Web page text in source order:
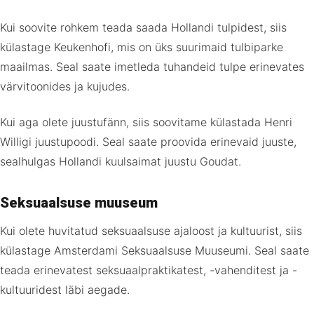
Kui soovite rohkem teada saada Hollandi tulpidest, siis
külastage Keukenhofi, mis on üks suurimaid tulbiparke
maailmas. Seal saate imetleda tuhandeid tulpe erinevates
värvitoonides ja kujudes.
Kui aga olete juustufänn, siis soovitame külastada Henri
Willigi juustupoodi. Seal saate proovida erinevaid juuste,
sealhulgas Hollandi kuulsaimat juustu Goudat.
Seksuaalsuse muuseum
Kui olete huvitatud seksuaalsuse ajaloost ja kultuurist, siis
külastage Amsterdami Seksuaalsuse Muuseumi. Seal saate
teada erinevatest seksuaalpraktikatest, -vahenditest ja -
kultuuridest läbi aegade.